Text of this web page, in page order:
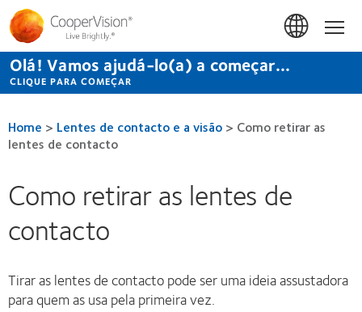
Passar
para
conteúdo
principal
Início
Olá! Vamos ajudá-lo(a) a começar...
CLIQUE PARA COMEÇAR
Home > Lentes de contacto e a visão > Como retirar as
lentes de contacto
Como retirar as lentes de
contacto
Tirar as lentes de contacto pode ser uma ideia assustadora
para quem as usa pela primeira vez.